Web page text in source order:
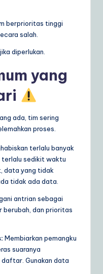
berprioritas tinggi
salah.
diperlukan.
yang
ada, tim sering
proses.
terlalu banyak
terlalu sedikit waktu
data yang tidak
tidak ada data.
antrian sebagai
dan prioritas
Membiarkan pemangku
suaranya
Gunakan data